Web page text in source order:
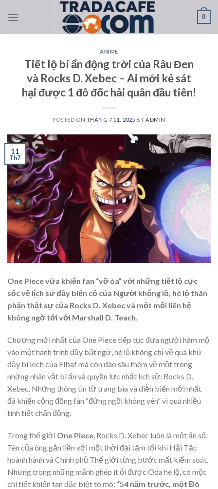
0
ANIME
Tiết lộ bí ẩn động trời của Râu Đen
và Rocks D. Xebec – Ai mới kẻ sát
hại được 1 đô đốc hải quân đầu tiên!
POSTED ON THÁNG 7 11, 2025 BY ADMIN
11
Th7
One Piece vừa khiến fan “vỡ òa” với những tiết lộ cực
sốc về lịch sử đầy biến cố của Người khổng lồ, hé lộ thân
phận thật sự của Rocks D. Xebec và một mối liên hệ
không ngờ tới với Marshall D. Teach.
Chương mới nhất của One Piece tiếp tục đưa người hâm mộ
vào một hành trình đầy bất ngờ, hé lộ không chỉ về quá khứ
đầy bi kịch của Elbaf mà còn đào sâu thêm về một trong
những nhân vật bí ẩn và quyền lực nhất lịch sử: Rocks D.
Xebec. Những thông tin từ trang bìa và diễn biến mới nhất
đã khiến cộng đồng fan “đứng ngồi không yên” vì quá nhiều
tình tiết chấn động.
Trong thế giới One Piece, Rocks D. Xebec luôn là một ẩn số.
Tên của ông gắn liền với một thời đại tăm tối khi Hải Tặc
hoành hành và Chính phủ Thế giới từng bước mất kiểm soát.
Nhưng trong những mảnh ghép ít ỏi được Oda hé lộ, có một
chi tiết khiến fan đặc biệt tò mò: “54 năm trước, một Đô